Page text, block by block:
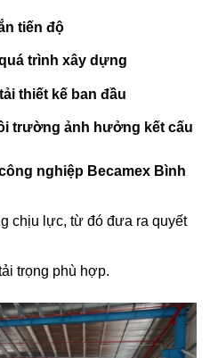
tiến độ
trình xây dựng
thiết kế ban đầu
trường ảnh hưởng kết cấu
nghiệp Becamex Bình
chịu lực, từ đó đưa ra quyết
trọng phù hợp.